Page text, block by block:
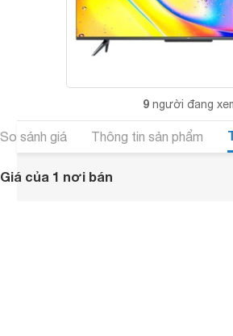
9 người đang
So sánh giá Thông tin sản phẩm
Giá của 1 nơi bán